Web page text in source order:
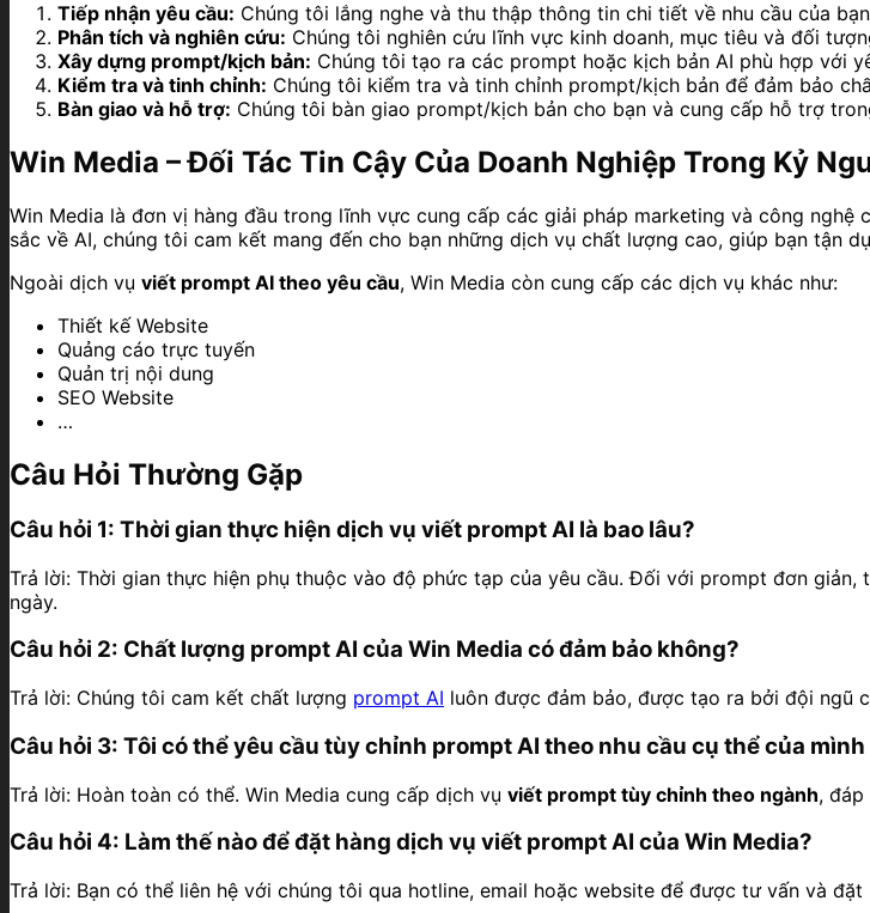
Tiếp nhận yêu cầu: Chúng tôi lắng nghe và thu thập thông tin chi tiết về nhu cầu của
Phân tích và nghiên cứu: Chúng tôi nghiên cứu lĩnh vực kinh doanh, mục tiêu và đối
Xây dựng prompt/kịch bản: Chúng tôi tạo ra các prompt hoặc kịch bản AI phù hợp với
Kiểm tra và tinh chỉnh: Chúng tôi kiểm tra và tinh chỉnh prompt/kịch bản để đảm bảo
Bàn giao và hỗ trợ: Chúng tôi bàn giao prompt/kịch bản cho bạn và cung cấp hỗ trợ
Win Media – Đối Tác Tin Cậy Của Doanh Nghiệp Trong Kỷ
Win Media là đơn vị hàng đầu trong lĩnh vực cung cấp các giải pháp marketing và công nghệ
sắc về AI, chúng tôi cam kết mang đến cho bạn những dịch vụ chất lượng cao, giúp bạn tận
Ngoài dịch vụ viết prompt AI theo yêu cầu, Win Media còn cung cấp các dịch vụ khác như:
Thiết kế Website
Quảng cáo trực tuyến
Quản trị nội dung
SEO Website
…
Câu Hỏi Thường Gặp
Câu hỏi 1: Thời gian thực hiện dịch vụ viết prompt AI là bao lâu?
Trả lời: Thời gian thực hiện phụ thuộc vào độ phức tạp của yêu cầu. Đối với prompt đơn
ngày.
Câu hỏi 2: Chất lượng prompt AI của Win Media có đảm bảo không?
Trả lời: Chúng tôi cam kết chất lượng prompt AI luôn được đảm bảo, được tạo ra bởi đội ngũ
Câu hỏi 3: Tôi có thể yêu cầu tùy chỉnh prompt AI theo nhu cầu cụ thể của
Trả lời: Hoàn toàn có thể. Win Media cung cấp dịch vụ viết prompt tùy chỉnh theo ngành, đáp
Câu hỏi 4: Làm thế nào để đặt hàng dịch vụ viết prompt AI của Win Media?
Trả lời: Bạn có thể liên hệ với chúng tôi qua hotline, email hoặc website để được tư vấn và đặt